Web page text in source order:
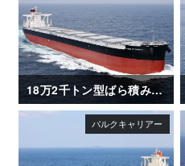
18万2千トン型ばら積み運搬船「FIRST ETERNITY」